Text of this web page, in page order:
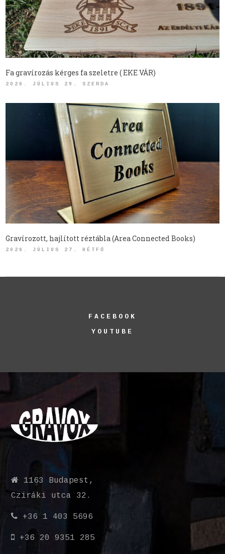
Fa gravírozás kérges fa szeletre ( EKE VÁR)
2026. JÚLIUS 29. SZERDA
Gravírozott, hajlított réztábla (Area Connected Books)
2026. JÚLIUS 27. HÉTFŐ
FACEBOOK
YOUTUBE
1163 Budapest,
Cziráki utca 32.
+36 1 403 5696
+36 20 9351 285